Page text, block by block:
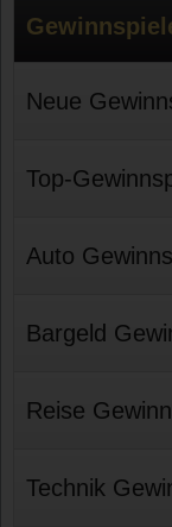
Neue
Top-
Auto
Bargeld
Reise
Technik